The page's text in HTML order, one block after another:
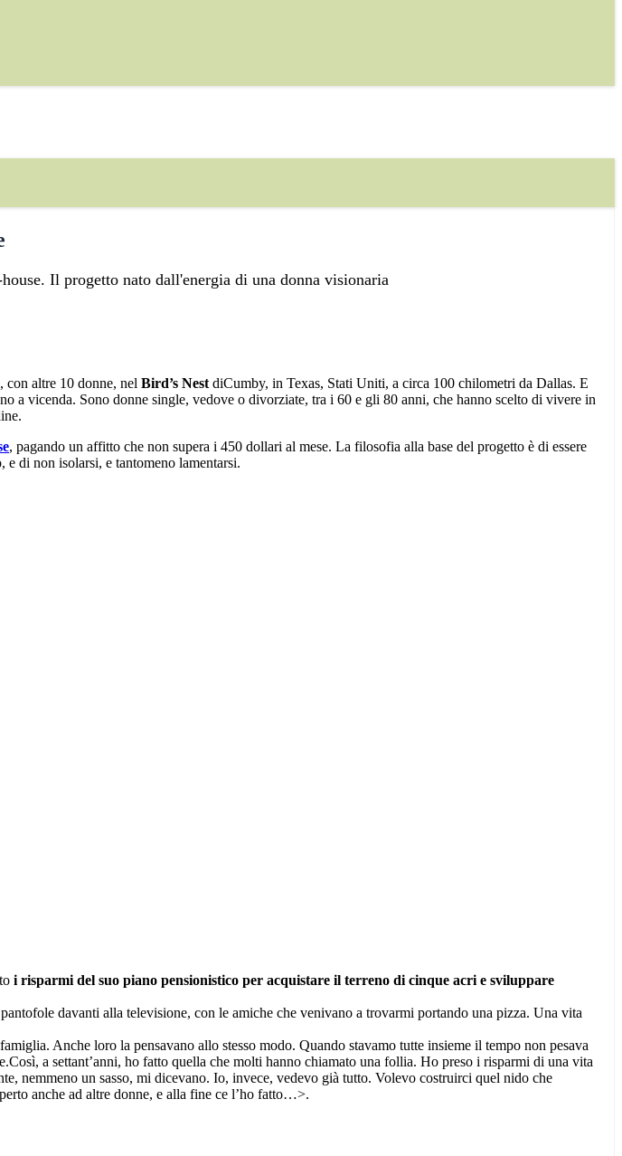
Il progetto nato dall'energia di una donna visionaria
con altre 10 donne, nel Bird’s Nest diCumby, in Texas, Stati Uniti, a circa 100 chilometri da Dallas. E
a vicenda. Sono donne single, vedove o divorziate, tra i 60 e gli 80 anni, che hanno scelto di vivere in
, pagando un affitto che non supera i 450 dollari al mese. La filosofia alla base del progetto è di essere
di non isolarsi, e tantomeno lamentarsi.
i risparmi del suo piano pensionistico per acquistare il terreno di cinque acri e sviluppare
davanti alla televisione, con le amiche che venivano a trovarmi portando una pizza. Una vita
Anche loro la pensavano allo stesso modo. Quando stavamo tutte insieme il tempo non pesava
a settant’anni, ho fatto quella che molti hanno chiamato una follia. Ho preso i risparmi di una vita
nemmeno un sasso, mi dicevano. Io, invece, vedevo già tutto. Volevo costruirci quel nido che
anche ad altre donne, e alla fine ce l’ho fatto…>.